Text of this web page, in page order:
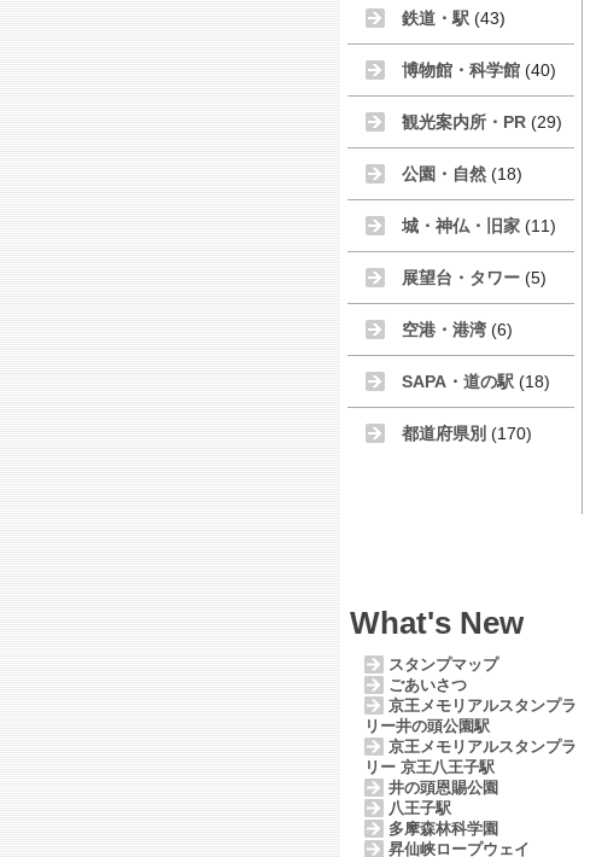
鉄道・駅 (43)
博物館・科学館 (40)
観光案内所・PR (29)
公園・自然 (18)
城・神仏・旧家 (11)
展望台・タワー (5)
空港・港湾 (6)
SAPA・道の駅 (18)
都道府県別 (170)
What's New
スタンプマップ
ごあいさつ
京王メモリアルスタンプラ
リー井の頭公園駅
京王メモリアルスタンプラ
リー 京王八王子駅
井の頭恩賜公園
八王子駅
多摩森林科学園
昇仙峡ロープウェイ